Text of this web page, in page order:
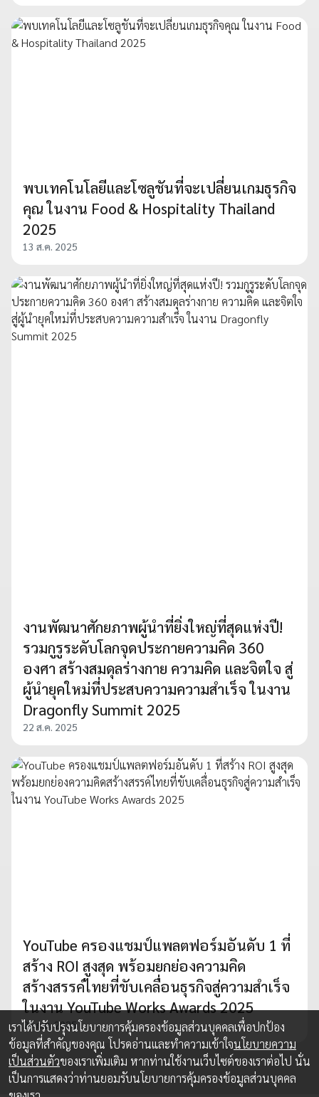
พบเทคโนโลยีและโซลูชันที่จะเปลี่ยนเกมธุรกิจ
คุณ ในงาน Food & Hospitality Thailand
2025
13 ส.ค. 2025
งานพัฒนาศักยภาพผู้นำที่ยิ่งใหญ่ที่สุดแห่งปี!
รวมกูรูระดับโลกจุดประกายความคิด 360
องศา สร้างสมดุลร่างกาย ความคิด และจิตใจ สู่
ผู้นำยุคใหม่ที่ประสบความความสำเร็จ ในงาน
Dragonfly Summit 2025
22 ส.ค. 2025
YouTube ครองแชมป์แพลตฟอร์มอันดับ 1 ที่
สร้าง ROI สูงสุด พร้อมยกย่องความคิด
สร้างสรรค์ไทยที่ขับเคลื่อนธุรกิจสู่ความสำเร็จ
ในงาน YouTube Works Awards 2025
26 ก.ย. 2025
เราได้ปรับปรุงนโยบายการคุ้มครองข้อมูลส่วนบุคคลเพื่อปกป้อง
ข้อมูลที่สำคัญของคุณ โปรดอ่านและทำความเข้าใจนโยบายความ
เป็นส่วนตัวของเราเพิ่มเติม หากท่านใช้งานเว็บไซต์ของเราต่อไป นั่น
เป็นการแสดงว่าท่านยอมรับนโยบายการคุ้มครองข้อมูลส่วนบุคคล